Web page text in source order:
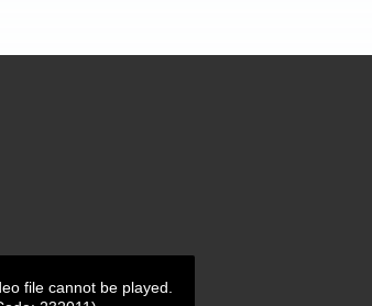
file cannot be played.